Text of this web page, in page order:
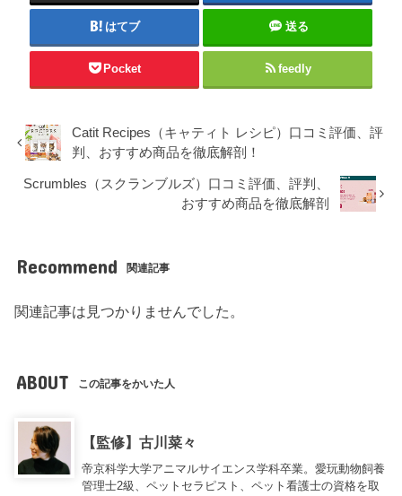
はてブ 送る
Pocket feedly
Catit Recipes（キャティト レシピ）口コミ評価、評
判、おすすめ商品を徹底解剖！
Scrumbles（スクランブルズ）口コミ評価、評判、
おすすめ商品を徹底解剖
Recommend 関連記事
関連記事は見つかりませんでした。
ABOUT この記事をかいた人
【監修】古川菜々
帝京科学大学アニマルサイエンス学科卒業。愛玩動物飼養
管理士2級、ペットセラピスト、ペット看護士の資格を取